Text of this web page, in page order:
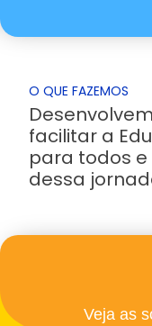
O QUE FAZEMOS
facilitar a
para todos
dessa
Veja as